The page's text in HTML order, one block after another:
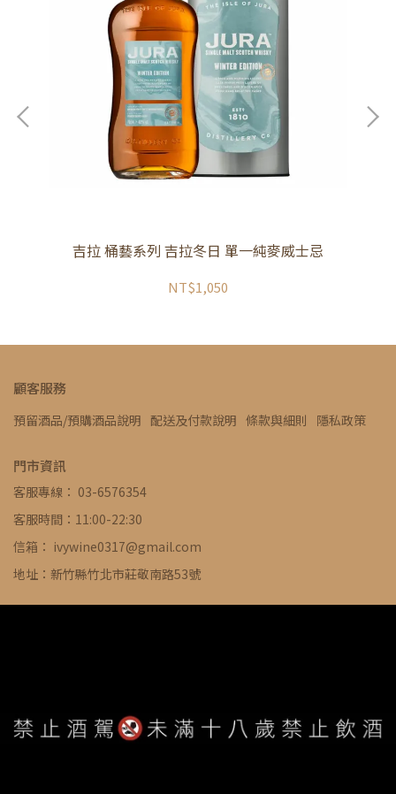
吉拉 桶藝系列 吉拉冬日 單一純麥威士忌
NT$1,050
顧客服務
預留酒品/預購酒品說明 配送及付款說明 條款與細則 隱私政策
門市資訊
客服專線： 03-6576354
客服時間：11:00-22:30
信箱： ivywine0317@gmail.com
地址：新竹縣竹北市莊敬南路53號